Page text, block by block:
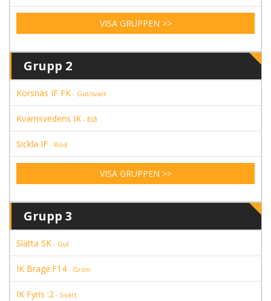
VISA GRUPPEN >>
Grupp 2
Korsnäs IF FK - Gul/svart
Kvarnsvedens IK - Blå
Sickla IF - Röd
VISA GRUPPEN >>
Grupp 3
Slätta SK - Gul
IK Brage:F14 - Grön
IK Fyris :2 - Svart